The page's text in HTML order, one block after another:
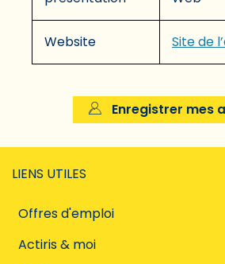
Website Site de
Enregistrer mes
LIENS UTILES
Offres d'emploi
Actiris & moi